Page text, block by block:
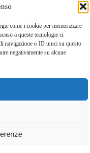
come i cookie per memorizzare
a queste tecnologie ci
navigazione o ID unici su questo
negativamente su alcune
solo!)